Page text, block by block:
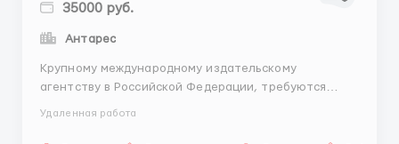
35000 руб.
Антарес
Крупному международному издательскому
агентству в Российской Федерации, требуются
Удаленная работа